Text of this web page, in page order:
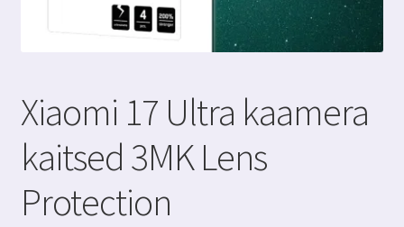
Xiaomi 17 Ultra kaamera
kaitsed 3MK Lens
Protection